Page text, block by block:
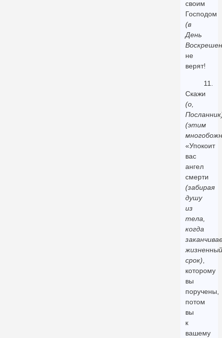
своим
Господом
(в
День
не
верят!
11.
Скажи
(о,
(этим
«Упокоит
вас
ангел
смерти
(забирая
душу
из
тела,
когда
жизненный
срок),
которому
вы
поручены,
потом
вы
к
вашему